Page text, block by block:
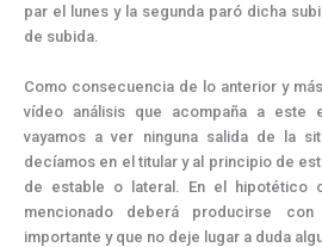
par el lunes y la segunda paró dicha
de subida.
Como consecuencia de lo anterior y
vídeo análisis que acompaña a este
vayamos a ver ninguna salida de la
decíamos en el titular y al principio de
de estable o lateral. En el hipotético
mencionado deberá producirse con
importante y que no deje lugar a duda